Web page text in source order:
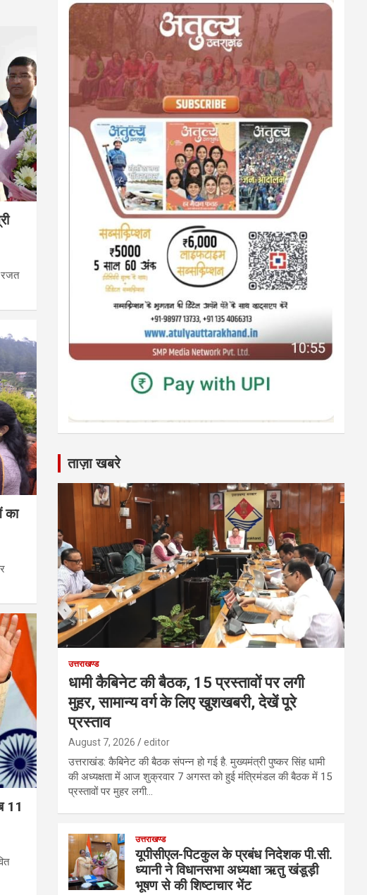
रजत
का
11
ताज़ा खबरे
उत्तराखण्ड
धामी कैबिनेट की बैठक, 15 प्रस्तावों पर लगी
मुहर, सामान्य वर्ग के लिए खुशखबरी, देखें पूरे
प्रस्ताव
August 7, 2026 editor
उत्तराखंड: कैबिनेट की बैठक संपन्न हो गई है. मुख्यमंत्री पुष्कर सिंह धामी
की अध्यक्षता में आज शुक्रवार 7 अगस्त को हुई मंत्रिमंडल की बैठक में 15
प्रस्तावों पर मुहर लगी…
उत्तराखण्ड
यूपीसीएल-पिटकुल के प्रबंध निदेशक पी.सी.
ध्यानी ने विधानसभा अध्यक्षा ऋतु खंडूड़ी
भूषण से की शिष्टाचार भेंट